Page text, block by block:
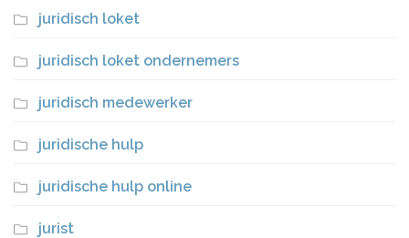
juridisch loket
juridisch loket ondernemers
juridisch medewerker
juridische hulp
juridische hulp online
jurist